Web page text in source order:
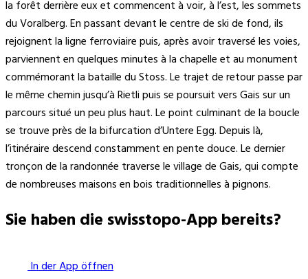
la forêt derrière eux et commencent à voir, à l’est, les sommets
du Voralberg. En passant devant le centre de ski de fond, ils
rejoignent la ligne ferroviaire puis, après avoir traversé les voies,
parviennent en quelques minutes à la chapelle et au monument
commémorant la bataille du Stoss. Le trajet de retour passe par
le même chemin jusqu’à Rietli puis se poursuit vers Gais sur un
parcours situé un peu plus haut. Le point culminant de la boucle
se trouve près de la bifurcation d’Untere Egg. Depuis là,
l’itinéraire descend constamment en pente douce. Le dernier
tronçon de la randonnée traverse le village de Gais, qui compte
de nombreuses maisons en bois traditionnelles à pignons.
Sie haben die swisstopo-App bereits?
In der App öffnen